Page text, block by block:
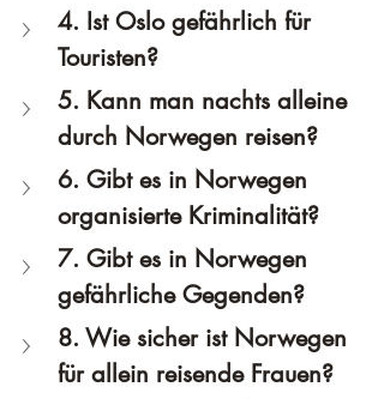
4. Ist Oslo gefährlich für
Touristen?
5. Kann man nachts alleine
durch Norwegen reisen?
6. Gibt es in Norwegen
organisierte Kriminalität?
7. Gibt es in Norwegen
gefährliche Gegenden?
8. Wie sicher ist Norwegen
für allein reisende Frauen?